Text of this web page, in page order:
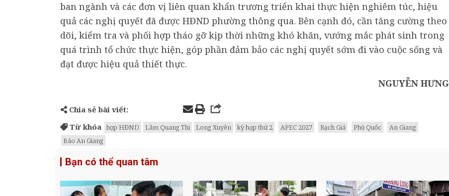
ban ngành và các đơn vị liên quan khẩn trương triển khai thực hiện nghiêm túc, hiệu
quả các nghị quyết đã được HĐND phường thông qua. Bên cạnh đó, cần tăng cường theo
dõi, kiểm tra và phối hợp tháo gỡ kịp thời những khó khăn, vướng mắc phát sinh trong
quá trình tổ chức thực hiện, góp phần đảm bảo các nghị quyết sớm đi vào cuộc sống và
đạt được hiệu quả thiết thực.
NGUYỄN HƯNG
Chia sẻ bài viết:
Từ khóa họp HĐND Lâm Quang Thi Long Xuyên kỳ họp thứ 2 APEC 2027 Rạch Giá Phú Quốc
An Giang
Báo An Giang
Bạn có thể quan tâm